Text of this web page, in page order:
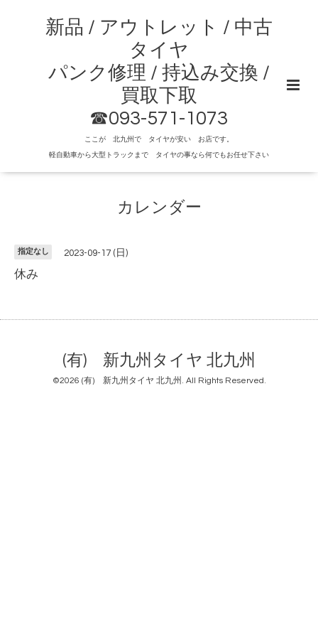
新品 / アウトレット / 中古
タイヤ
パンク修理 / 持込み交換 /
買取下取
☎093-571-1073
ここが 北九州で タイヤが安い お店です。
軽自動車から大型トラックまで タイヤの事なら何でもお任せ下さい
カレンダー
指定なし 2023-09-17 (日)
休み
(有) 新九州タイヤ 北九州
©2026 (有) 新九州タイヤ 北九州 . All Rights Reserved.